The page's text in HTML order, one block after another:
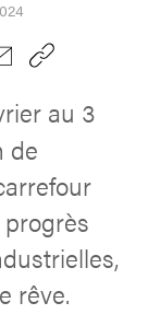
au 3
de
progrès
rêve.